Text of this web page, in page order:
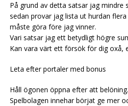
På grund av detta satsar jag
sedan provar jag lista ut hurdan
måste göra före jag vinner.
Vari satsar jag ett betydligt högre
Kan vara värt ett försök för dig oxå,
Leta efter portaler med bonus
Håll ögonen öppna efter att belöning.
Spelbolagen innehar börjat ge mer